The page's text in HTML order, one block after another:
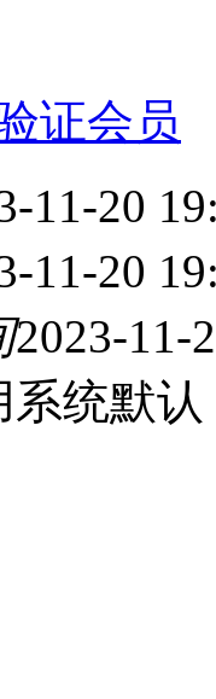
证会员
11-20
11-20
2023-11-
系统默认